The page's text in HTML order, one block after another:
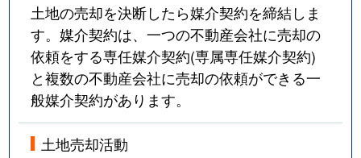
土地の売却を決断したら媒介契約を締結しま
す。媒介契約は、一つの不動産会社に売却の
依頼をする専任媒介契約(専属専任媒介契約)
と複数の不動産会社に売却の依頼ができる一
般媒介契約があります。
土地売却活動